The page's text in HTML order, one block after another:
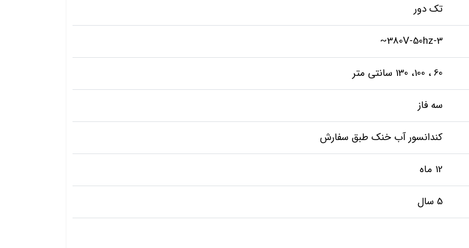
تک دور
380V-50hz-3~
60 ، 100، 130 سانتی متر
سه فاز
کندانسور آب خنک طبق سفارش
12 ماه
5 سال